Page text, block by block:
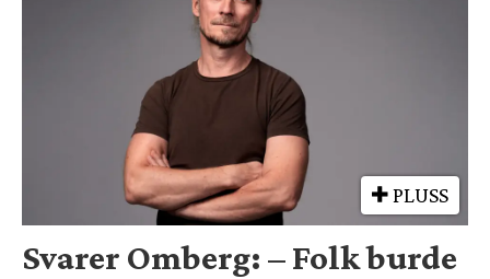
PLUSS
Svarer Omberg: – Folk burde